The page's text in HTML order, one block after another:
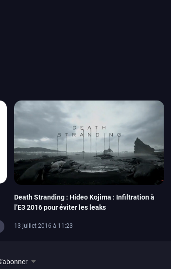
montre que Game Freak sait faire autre
pas la période de Gamescom, avec Star Wars,
qui sortiront au mois de juin. Vous trouverez
Death Stranding : Hideo Kojima : Infiltration à
l’E3 2016 pour éviter les leaks
13 juillet 2016 à 11:23